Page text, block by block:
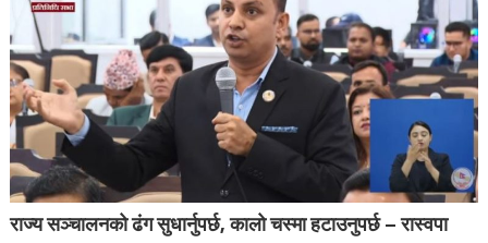
राज्य सञ्चालनको ढंग सुधार्नुपर्छ, कालो चस्मा हटाउनुपर्छ – रास्वपा